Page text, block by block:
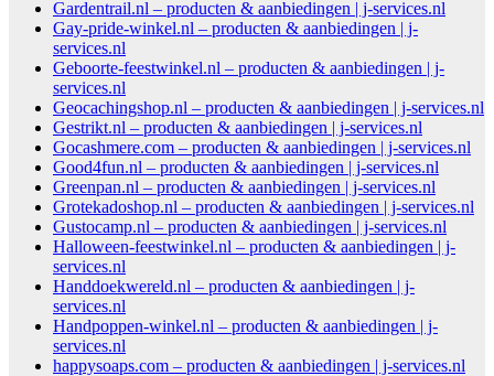
Gardentrail.nl – producten & aanbiedingen | j-services.nl
Gay-pride-winkel.nl – producten & aanbiedingen | j-
services.nl
Geboorte-feestwinkel.nl – producten & aanbiedingen | j-
services.nl
Geocachingshop.nl – producten & aanbiedingen | j-services.nl
Gestrikt.nl – producten & aanbiedingen | j-services.nl
Gocashmere.com – producten & aanbiedingen | j-services.nl
Good4fun.nl – producten & aanbiedingen | j-services.nl
Greenpan.nl – producten & aanbiedingen | j-services.nl
Grotekadoshop.nl – producten & aanbiedingen | j-services.nl
Gustocamp.nl – producten & aanbiedingen | j-services.nl
Halloween-feestwinkel.nl – producten & aanbiedingen | j-
services.nl
Handdoekwereld.nl – producten & aanbiedingen | j-
services.nl
Handpoppen-winkel.nl – producten & aanbiedingen | j-
services.nl
happysoaps.com – producten & aanbiedingen | j-services.nl